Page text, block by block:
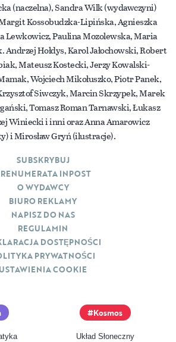
(naczelna), Sandra Wilk (wydawczyni)
Kossobudzka-Lipińska, Agnieszka
Lewkowicz, Paulina Mozolewska, Maria
Andrzej Hołdys, Karol Jałochowski, Robert
Mateusz Kostecki, Jerzy Kowalski-
Wojciech Mikołuszko, Piotr Panek,
Siwczyk, Marcin Skrzypek, Marek
Tomasz Roman Tarnawski, Łukasz
Winiecki i inni oraz Anna Amarowicz
i Mirosław Gryń (ilustracje).
Kosmos
Układ Słoneczny
SUBSKRYBUJ
INPOST
O WYDAWCY
BIURO REKLAMY
NAPISZ DO NAS
REGULAMIN
DOSTĘPNOŚCI
PRYWATNOŚCI
USTAWIENIA COOKIE